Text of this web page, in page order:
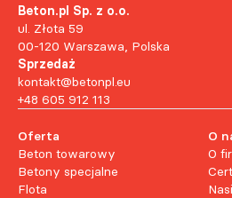
Beton.pl Sp. z o.o.
ul. Złota 59
00-120 Warszawa, Polska
Sprzedaż
kontakt@betonpl.eu
+48 605 912 113
Oferta
Beton towarowy
Betony specjalne
Flota
O
O